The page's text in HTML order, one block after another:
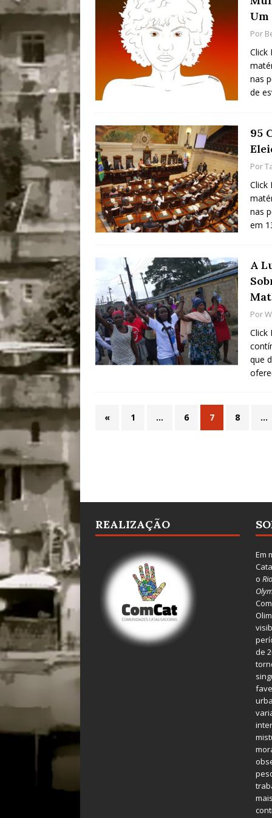
Um
Por
Click
nas
de
95
Por
Click
nas
em
A
Por
Click
que
« 1 … 6 7 8 …
REALIZAÇÃO
Em
o
de